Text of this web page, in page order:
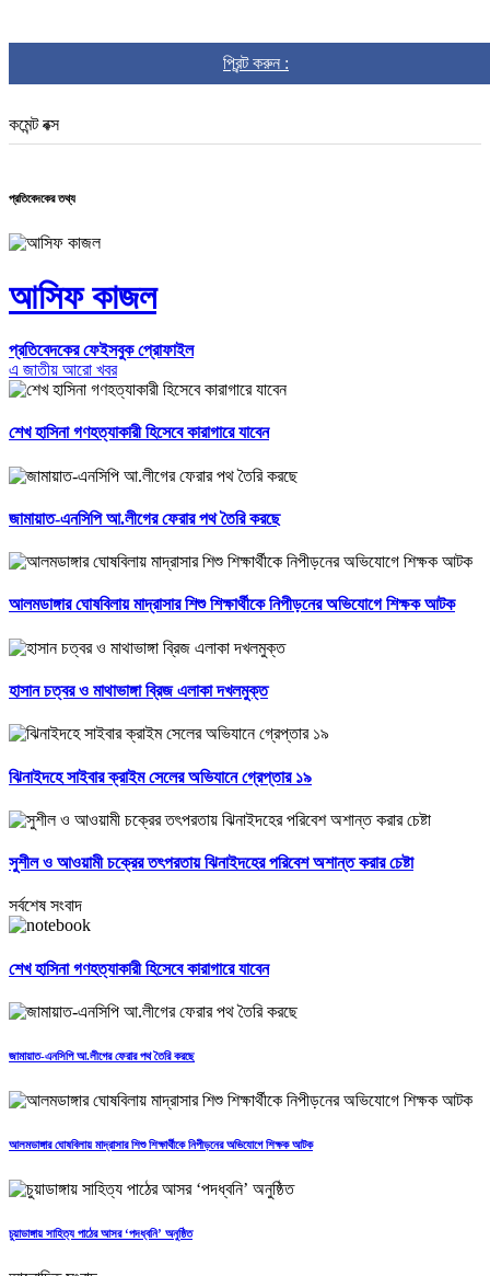
প্রিন্ট করুন :
কমেন্ট বক্স
প্রতিবেদকের তথ্য
আসিফ কাজল
প্রতিবেদকের ফেইসবুক প্রোফাইল
এ জাতীয় আরো খবর
শেখ হাসিনা গণহত্যাকারী হিসেবে কারাগারে যাবেন
জামায়াত-এনসিপি আ.লীগের ফেরার পথ তৈরি করছে
আলমডাঙ্গার ঘোষবিলায় মাদ্রাসার শিশু শিক্ষার্থীকে নিপীড়নের অভিযোগে শিক্ষক আটক
হাসান চত্বর ও মাথাভাঙ্গা ব্রিজ এলাকা দখলমুক্ত
ঝিনাইদহে সাইবার ক্রাইম সেলের অভিযানে গ্রেপ্তার ১৯
সুশীল ও আওয়ামী চক্রের তৎপরতায় ঝিনাইদহের পরিবেশ অশান্ত করার চেষ্টা
সর্বশেষ সংবাদ
শেখ হাসিনা গণহত্যাকারী হিসেবে কারাগারে যাবেন
জামায়াত-এনসিপি আ.লীগের ফেরার পথ তৈরি করছে
আলমডাঙ্গার ঘোষবিলায় মাদ্রাসার শিশু শিক্ষার্থীকে নিপীড়নের অভিযোগে শিক্ষক আটক
চুয়াডাঙ্গায় সাহিত্য পাঠের আসর ‘পদধ্বনি’ অনুষ্ঠিত